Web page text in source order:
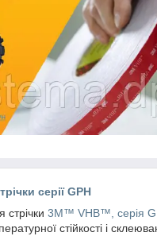
серії GPH
стрічки 3M™ VHB™, серія
стійкості і